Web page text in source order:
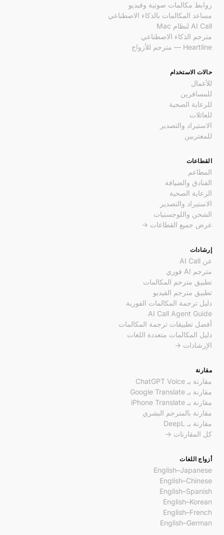
روابط مكالمات صوتية وفيديو
مساعد المكالمات بالذكاء الاصطناعي
AI Call لنظام Mac
مترجم الذكاء الاصطناعي
Heartline — مترجم للأزواج
حالات الاستخدام
للأعمال
للمسافرين
للرعاية الصحية
للعائلات
الاستيراد والتصدير
للمغتربين
القطاعات
المطاعم
الفنادق والضيافة
الرعاية الصحية
الاستيراد والتصدير
الشحن واللوجستيات
عرض جميع القطاعات →
إرشادات
عن AI Call
مترجم AI فوري
تطبيق مترجم المكالمات
تطبيق مترجم الفيديو
دليل ترجمة المكالمات الفورية
AI Call Agent Guide
أفضل تطبيقات ترجمة المكالمات
دليل المكالمات متعددة اللغات
الإرشادات →
مقارنة
مقارنة بـ ChatGPT Voice
مقارنة بـ Google Translate
مقارنة بـ iPhone Translate
مقارنة بالمترجم البشري
مقارنة بـ DeepL
كل المقارنات →
أزواج اللغات
English–Japanese
English–Chinese
English–Spanish
English–Korean
English–French
English–German